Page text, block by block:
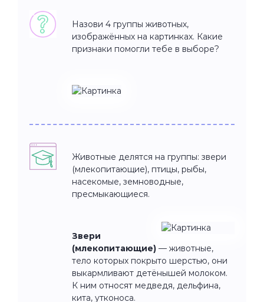
Назови 4 группы животных,
изображённых на картинках. Какие
признаки помогли тебе в выборе?
Животные делятся на группы: звери
(млекопитающие), птицы, рыбы,
насекомые, земноводные,
пресмыкающиеся.
Звери
(млекопитающие) — животные,
тело которых покрыто шерстью, они
выкармливают детёнышей молоком.
К ним относят медведя, дельфина,
кита, утконоса.